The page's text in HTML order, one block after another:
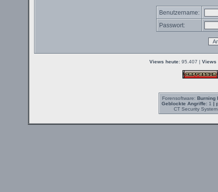
Benutzername:
Passwort:
Views heute: 95.407 | Views
Forensoftware: Burning
Geblockte Angriffe:1 |
CT Security